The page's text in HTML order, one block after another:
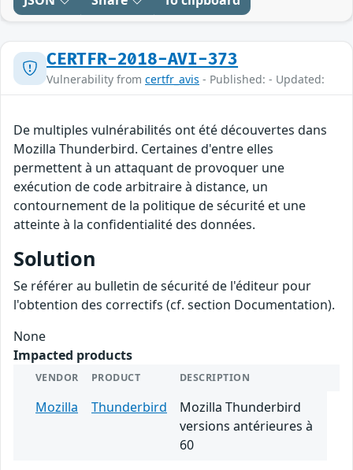
CERTFR-2018-AVI-373
Vulnerability from certfr_avis - Published: - Updated:
De multiples vulnérabilités ont été découvertes dans
Mozilla Thunderbird. Certaines d'entre elles
permettent à un attaquant de provoquer une
exécution de code arbitraire à distance, un
contournement de la politique de sécurité et une
atteinte à la confidentialité des données.
Solution
Se référer au bulletin de sécurité de l'éditeur pour
l'obtention des correctifs (cf. section Documentation).
None
Impacted products
VENDOR PRODUCT DESCRIPTION
Mozilla Thunderbird
Mozilla Thunderbird
versions antérieures à
60